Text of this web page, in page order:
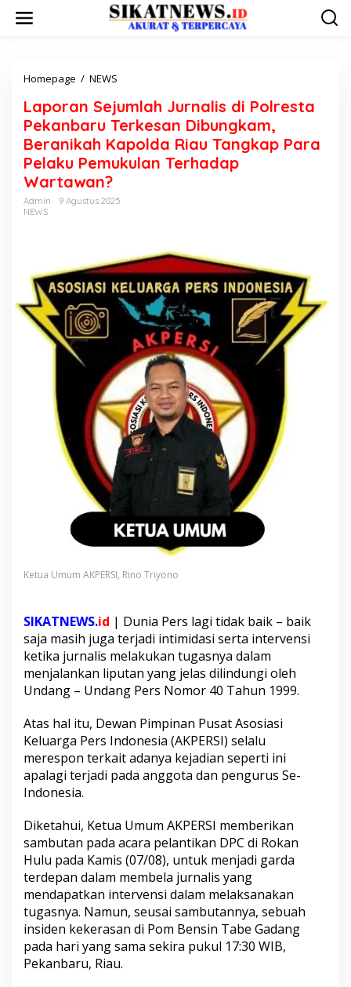
Homepage / NEWS
p
o
r
a
n
j
a
h
J
u
l
i
d
i
P
o
l
a
P
r
u
T
e
r
e
s
a
n
D
u
n
g
k
a
m
,
B
r
a
Laporan Sejumlah Jurnalis di Polresta
Pekanbaru Terkesan Dibungkam,
Beranikah Kapolda Riau Tangkap Para
Pelaku Pemukulan Terhadap
Wartawan?
Admin
9 Agustus 2025
NEWS
Ketua Umum AKPERSI, Rino Triyono
SIKATNEWS.id | Dunia Pers lagi tidak baik – baik
saja masih juga terjadi intimidasi serta intervensi
ketika jurnalis melakukan tugasnya dalam
menjalankan liputan yang jelas dilindungi oleh
Undang – Undang Pers Nomor 40 Tahun 1999.
Atas hal itu, Dewan Pimpinan Pusat Asosiasi
Keluarga Pers Indonesia (AKPERSI) selalu
merespon terkait adanya kejadian seperti ini
apalagi terjadi pada anggota dan pengurus Se-
Indonesia.
Diketahui, Ketua Umum AKPERSI memberikan
sambutan pada acara pelantikan DPC di Rokan
Hulu pada Kamis (07/08), untuk menjadi garda
terdepan dalam membela jurnalis yang
mendapatkan intervensi dalam melaksanakan
tugasnya. Namun, seusai sambutannya, sebuah
insiden kekerasan di Pom Bensin Tabe Gadang
pada hari yang sama sekira pukul 17:30 WIB,
Pekanbaru, Riau.